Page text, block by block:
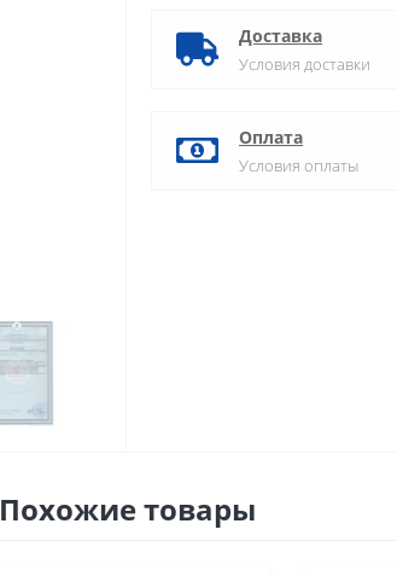
Доставка
Условия доставки
Оплата
Условия оплаты
Похожие товары